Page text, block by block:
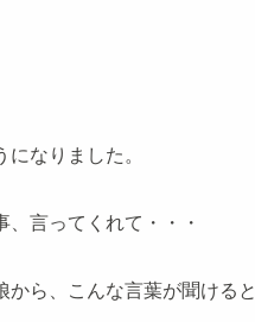
になりました。
、言ってくれて・・・
から、こんな言葉が聞けると